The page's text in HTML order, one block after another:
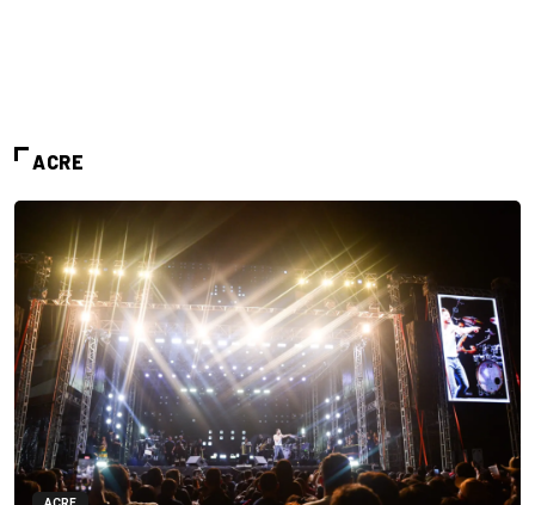
ACRE